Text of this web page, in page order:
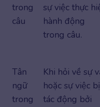
trong
câu
sự việc thực
hành động
trong câu.
Tân
ngữ
trong
Khi hỏi về sự
hoặc sự việc bị
tác động bởi